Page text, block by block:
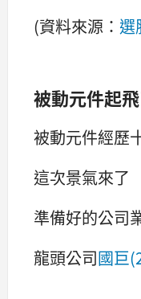
(資料來源： 選
被動元件起
被動元件經歷
這次景氣來了
準備好的公司
龍頭公司國巨